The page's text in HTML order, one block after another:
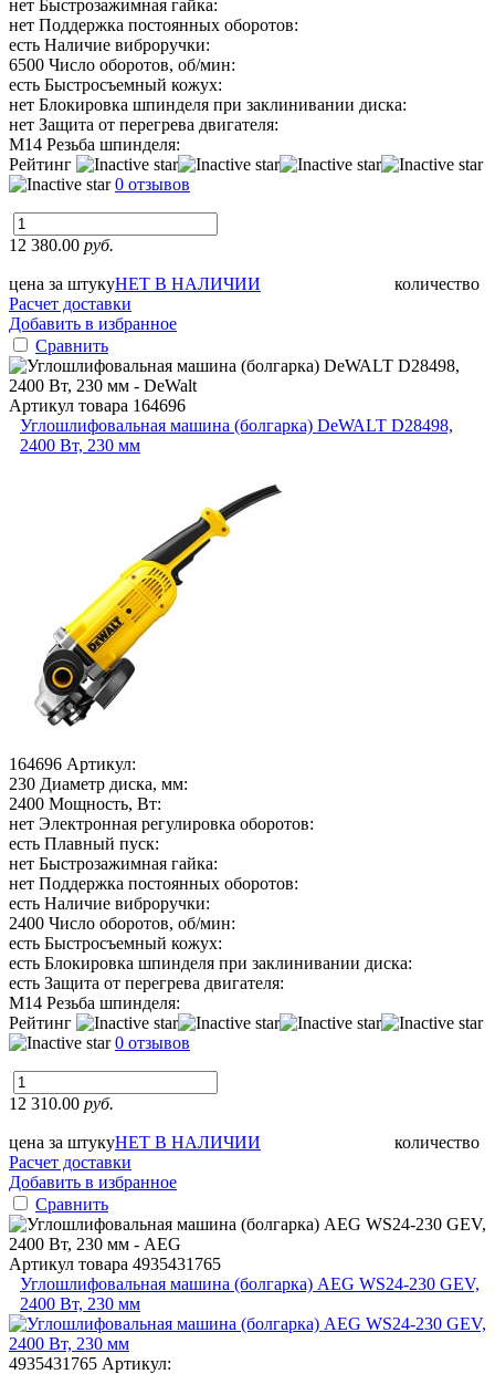
нет Быстрозажимная гайка:
нет Поддержка постоянных оборотов:
есть Наличие виброручки:
6500 Число оборотов, об/мин:
есть Быстросъемный кожух:
нет Блокировка шпинделя при заклинивании диска:
нет Защита от перегрева двигателя:
М14 Резьба шпинделя:
Рейтинг
0 отзывов
12 380.00 руб.
цена за штуку количество
НЕТ В НАЛИЧИИ
Расчет доставки
Добавить в избранное
Сравнить
Артикул товара 164696
Углошлифовальная машина (болгарка) DeWALT D28498,
2400 Вт, 230 мм
164696 Артикул:
230 Диаметр диска, мм:
2400 Мощность, Вт:
нет Электронная регулировка оборотов:
есть Плавный пуск:
нет Быстрозажимная гайка:
нет Поддержка постоянных оборотов:
есть Наличие виброручки:
2400 Число оборотов, об/мин:
есть Быстросъемный кожух:
есть Блокировка шпинделя при заклинивании диска:
есть Защита от перегрева двигателя:
М14 Резьба шпинделя:
Рейтинг
0 отзывов
12 310.00 руб.
цена за штуку количество
НЕТ В НАЛИЧИИ
Расчет доставки
Добавить в избранное
Сравнить
Артикул товара 4935431765
Углошлифовальная машина (болгарка) AEG WS24-230 GEV,
2400 Вт, 230 мм
4935431765 Артикул: